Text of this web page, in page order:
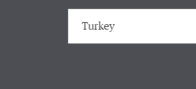
Turkey